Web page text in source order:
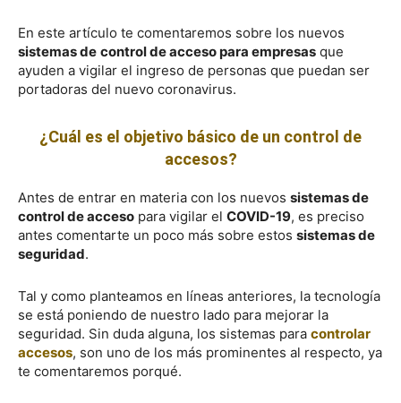
En este artículo te comentaremos sobre los nuevos
sistemas de control de acceso para empresas que
ayuden a vigilar el ingreso de personas que puedan ser
portadoras del nuevo coronavirus.
¿Cuál es el objetivo básico de un control de
accesos?
Antes de entrar en materia con los nuevos sistemas de
control de acceso para vigilar el COVID-19, es preciso
antes comentarte un poco más sobre estos sistemas de
seguridad.
Tal y como planteamos en líneas anteriores, la tecnología
se está poniendo de nuestro lado para mejorar la
seguridad. Sin duda alguna, los sistemas para controlar
accesos, son uno de los más prominentes al respecto, ya
te comentaremos porqué.